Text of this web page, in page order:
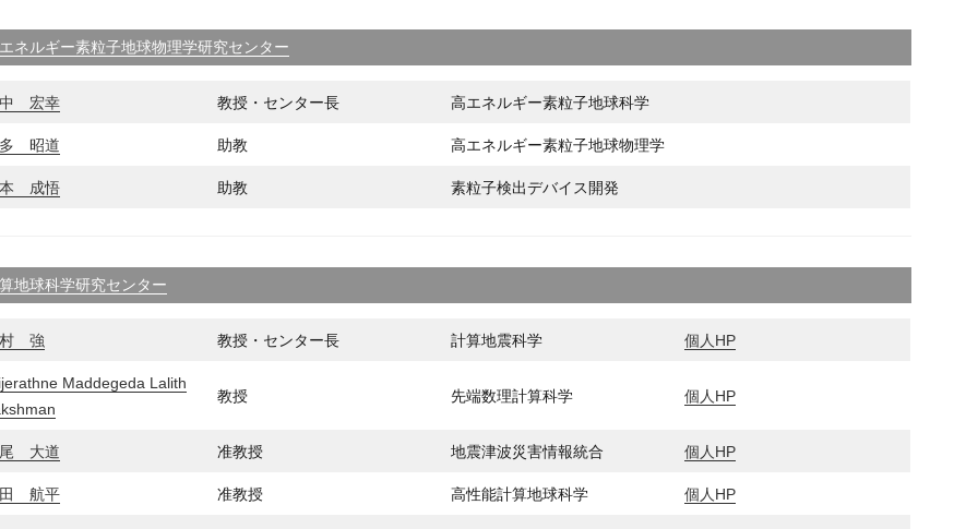
ネルギー素粒子地球物理学研究センター
宏幸 教授・センター長 高エネルギー素粒子地球科学
昭道 助教 高エネルギー素粒子地球物理学
成悟 助教 素粒子検出デバイス開発
地球科学研究センター
強 教授・センター長 計算地震科学 個人HP
Maddegeda Lalith
教授 先端数理計算科学 個人HP
大道 准教授 地震津波災害情報統合 個人HP
航平 准教授 高性能計算地球科学 個人HP